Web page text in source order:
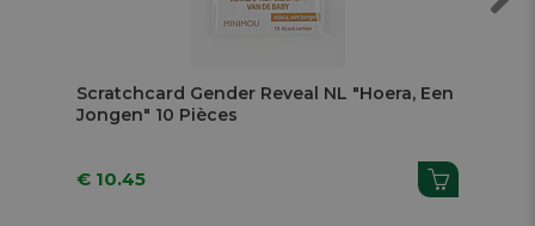
Scratchcard Gender Reveal NL "Hoera, Een
Jongen" 10 Pièces
€ 10.45